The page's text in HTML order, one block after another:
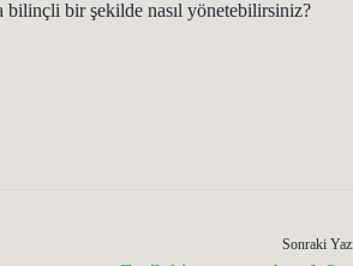
bilinçli bir şekilde nasıl yönetebilirsiniz?
Sonraki